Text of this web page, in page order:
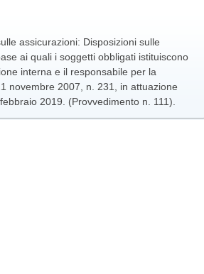
assicurazioni: Disposizioni sulle
ai quali i soggetti obbligati istituiscono
interna e il responsabile per la
novembre 2007, n. 231, in attuazione
2019. (Provvedimento n. 111).